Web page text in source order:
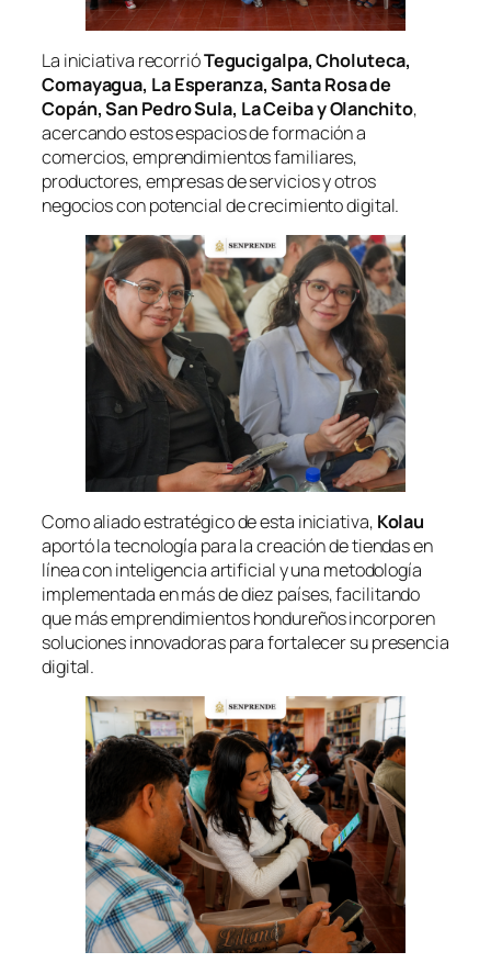
La iniciativa recorrióTegucigalpa, Choluteca,
Comayagua, La Esperanza, Santa Rosa de
Copán, San Pedro Sula, La Ceiba y Olanchito,
acercando estos espacios de formación a
comercios, emprendimientos familiares,
productores, empresas de servicios y otros
negocios con potencial de crecimiento digital.
Como aliado estratégico de esta iniciativa, Kolau
aportó la tecnología para la creación de tiendas en
línea con inteligencia artificial y una metodología
implementada en más de diez países, facilitando
que más emprendimientos hondureños incorporen
soluciones innovadoras para fortalecer su presencia
digital.